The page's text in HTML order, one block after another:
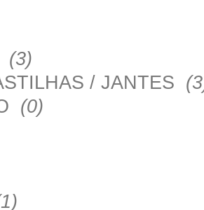
(3)
/ JANTES
(0)